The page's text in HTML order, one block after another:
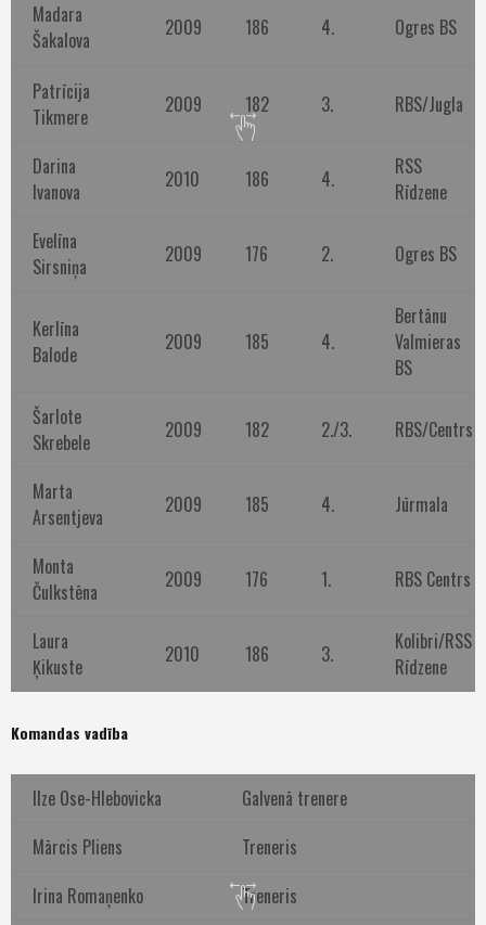
Madara
Šakalova
2009 186 4. Ogres BS
Patrīcija
Tikmere
2009 182 3. RBS/Jugla
Darina
Ivanova
2010 186 4.
RSS
Rīdzene
Evelīna
Sirsniņa
2009 176 2. Ogres BS
Kerlīna
Balode
2009 185 4.
Bertānu
Valmieras
BS
Šarlote
Skrebele
2009 182 2./3. RBS/Centrs
Marta
Arsentjeva
2009 185 4. Jūrmala
Monta
Čulkstēna
2009 176 1. RBS Centrs
Laura
Ķikuste
2010 186 3.
Kolibri/RSS
Rīdzene
Komandas vadība
Ilze Ose-Hlebovicka
Galvenā trenere
Mārcis Pliens
Treneris
Irina Romaņenko
Treneris